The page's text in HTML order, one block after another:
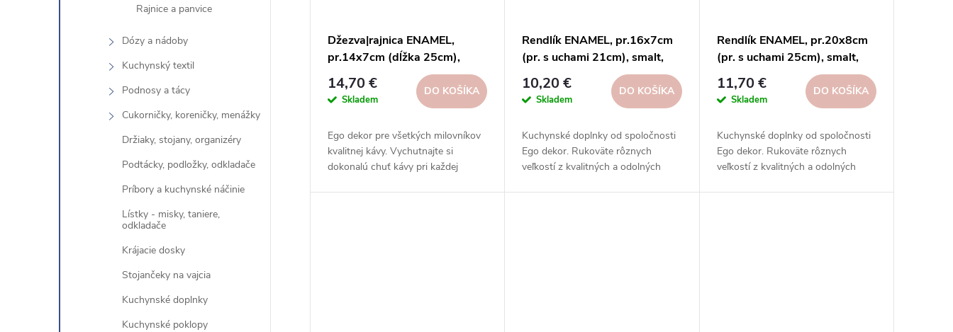
Rajnice a panvice
Dózy a nádoby
Kuchynský textil
Podnosy a tácy
Cukorničky, koreničky, menážky
Držiaky, stojany, organizéry
Podtácky, podložky, odkladače
Príbory a kuchynské náčinie
Lístky - misky, taniere,
odkladače
Krájacie dosky
Stojančeky na vajcia
Kuchynské doplnky
Kuchynské poklopy
Džezva|rajnica ENAMEL,
pr.14x7cm (dĺžka 25cm),
smalt, ružová/biela|Ego dekor
14,70 €
Skladem
DO KOŠÍKA
Ego dekor pre všetkých milovníkov
kvalitnej kávy. Vychutnajte si
dokonalú chuť kávy pri každej
Rendlík ENAMEL, pr.16x7cm
(pr. s uchami 21cm), smalt,
ružová/biela|Ego dekor
10,20 €
Skladem
DO KOŠÍKA
Kuchynské doplnky od spoločnosti
Ego dekor. Rukoväte rôznych
veľkostí z kvalitných a odolných
Rendlík ENAMEL, pr.20x8cm
(pr. s uchami 25cm), smalt,
ružová/biela|Ego dekor
11,70 €
Skladem
DO KOŠÍKA
Kuchynské doplnky od spoločnosti
Ego dekor. Rukoväte rôznych
veľkostí z kvalitných a odolných